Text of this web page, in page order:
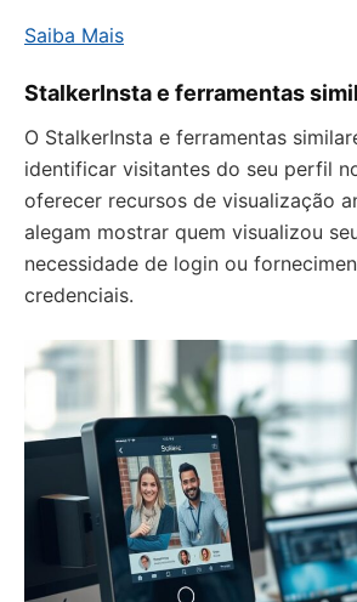
Saiba Mais
StalkerInsta e ferramentas
O StalkerInsta e ferramentas
identificar visitantes do seu perfil
oferecer recursos de visualização
alegam mostrar quem visualizou
necessidade de login ou
credenciais.